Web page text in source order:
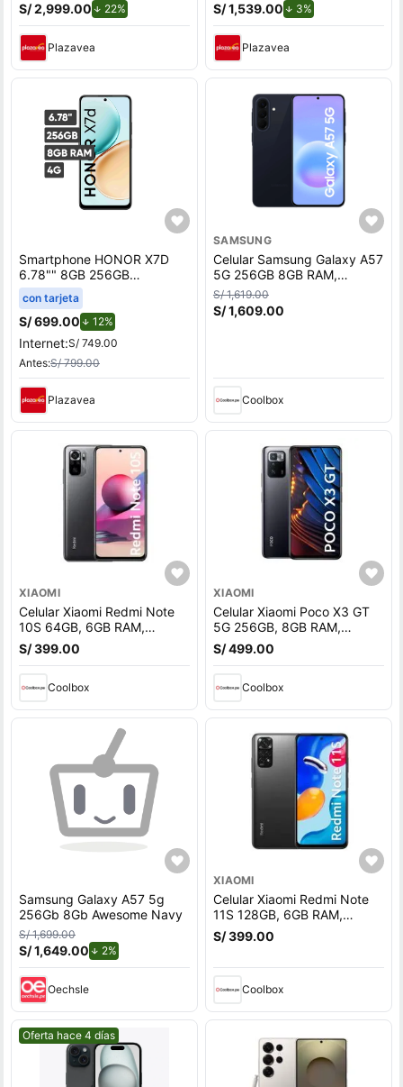
S/ 2,999.00 22%
Plazavea
S/ 1,539.00 3%de descuento.
Plazavea
Smartphone HONOR X7D
6.78"" 8GB 256GB
108MP+2MP Negro
con tarjeta
S/ 699.00 12%
Internet:S/ 749.00
Antes:S/ 799.00
Plazavea
SAMSUNG
Celular Samsung Galaxy A57
5G 256GB 8GB RAM,
cámara trasera 50MP y
frontal 12MP, 6.7"", azul
oscuro
S/ 1,619.00
S/ 1,609.00
Coolbox
XIAOMI
Celular Xiaomi Redmi Note
10S 64GB, 6GB RAM,
cámara trasera 64MP y
frontal 13MP, 6.43"", gris
S/ 399.00
Coolbox
XIAOMI
Celular Xiaomi Poco X3 GT
5G 256GB, 8GB RAM,
cámara trasera 64MP y
frontal 16MP, 6.6"", negro
S/ 499.00
Coolbox
Samsung Galaxy A57 5g
256Gb 8Gb Awesome Navy
S/ 1,699.00
S/ 1,649.00 2%
Oechsle
XIAOMI
Celular Xiaomi Redmi Note
11S 128GB, 6GB RAM,
cámara trasera 108MP y
frontal 16MP, 6.43"", gris
S/ 399.00
Coolbox
Mejor precio.
Oferta hace 4 días